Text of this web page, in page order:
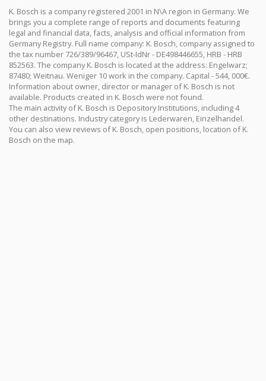
K. Bosch is a company registered 2001 in N\A region in Germany. We
brings you a complete range of reports and documents featuring
legal and financial data, facts, analysis and official information from
Germany Registry. Full name company: K. Bosch, company assigned to
the tax number 726/389/96467, USt-IdNr - DE498446655, HRB - HRB
852563. The company K. Bosch is located at the address: Engelwarz;
87480; Weitnau. Weniger 10 work in the company. Capital - 544, 000€.
Information about owner, director or manager of K. Bosch is not
available. Products created in K. Bosch were not found.
The main activity of K. Bosch is Depository Institutions, including 4
other destinations. Industry category is Lederwaren, Einzelhandel.
You can also view reviews of K. Bosch, open positions, location of K.
Bosch on the map.